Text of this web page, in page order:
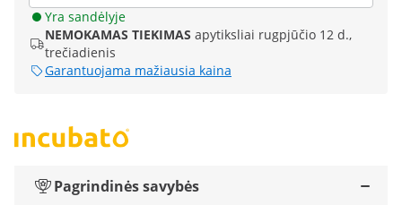
Yra sandėlyje
NEMOKAMAS TIEKIMAS apytiksliai rugpjūčio 12 d.,
trečiadienis
Garantuojama mažiausia kaina
Pagrindinės savybės